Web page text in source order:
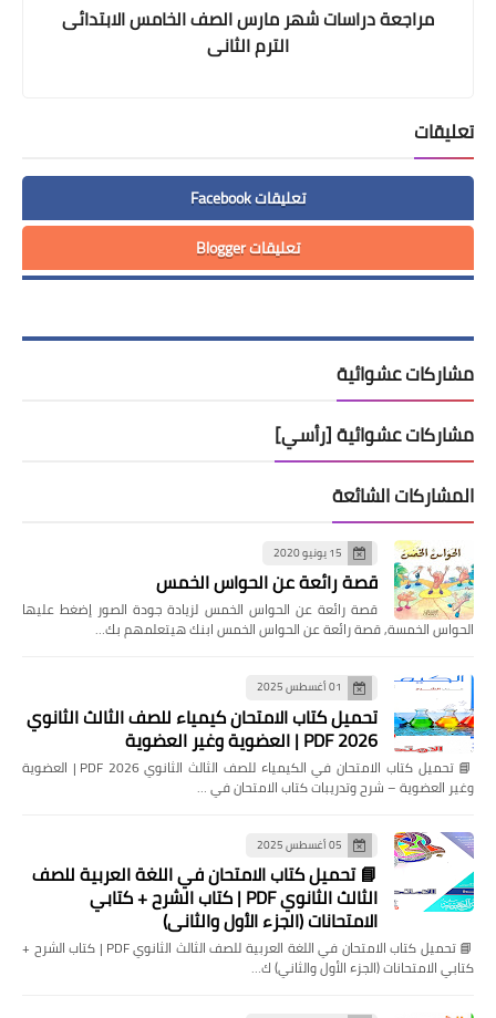
مراجعة دراسات شهر مارس الصف الخامس الابتدائى
الترم الثانى
تعليقات
تعليقات Facebook
تعليقات Blogger
مشاركات عشوائية
مشاركات عشوائية [رأسي]
المشاركات الشائعة
15 يونيو 2020
قصة رائعة عن الحواس الخمس
قصة رائعة عن الحواس الخمس لزيادة جودة الصور إضغط عليها
الحواس الخمسة, قصة رائعة عن الحواس الخمس ابنك هيتعلمهم بك…
01 أغسطس 2025
تحميل كتاب الامتحان كيمياء للصف الثالث الثانوي
2026 PDF | العضوية وغير العضوية
📘 تحميل كتاب الامتحان في الكيمياء للصف الثالث الثانوي 2026 PDF | العضوية
وغير العضوية – شرح وتدريبات كتاب الامتحان في …
05 أغسطس 2025
📘 تحميل كتاب الامتحان في اللغة العربية للصف
الثالث الثانوي PDF | كتاب الشرح + كتابي
الامتحانات (الجزء الأول والثاني)
📘 تحميل كتاب الامتحان في اللغة العربية للصف الثالث الثانوي PDF | كتاب الشرح +
كتابي الامتحانات (الجزء الأول والثاني) ك…